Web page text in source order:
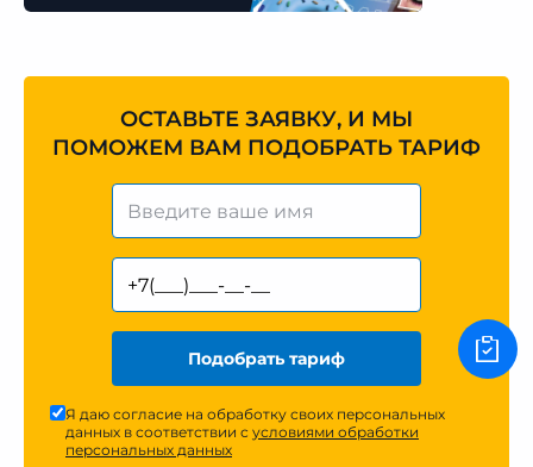
ОСТАВЬТЕ ЗАЯВКУ, И МЫ
ПОМОЖЕМ ВАМ ПОДОБРАТЬ ТАРИФ
Подобрать тариф
Я даю согласие на обработку своих персональных
данных в соответствии с условиями обработки
персональных данных